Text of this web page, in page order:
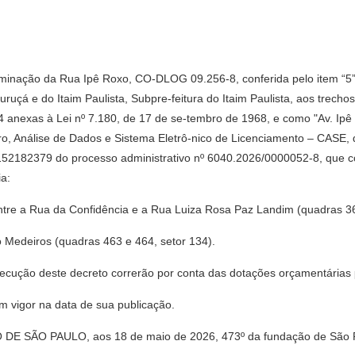
da Rua Ipê Roxo, CO-DLOG 09.256-8, conferida pelo item
e do Itaim Paulista, Subpre-feitura do Itaim Paulista, aos
anexas à Lei nº 7.180, de 17 de se-tembro de 1968, e como "Av.
Análise de Dados e Sistema Eletrô-nico de Licenciamento –
do processo administrativo nº 6040.2026/0000052-8,
a Rua da Confidência e a Rua Luiza Rosa Paz Landim (quadras
(quadras 463 e 464, setor 134).
deste decreto correrão por conta das dotações orçamentárias
vigor na data de sua publicação.
DE SÃO PAULO, aos 18 de maio de 2026, 473º da fundação de São